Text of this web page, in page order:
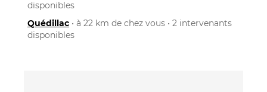
disponibles
Quédillac • à 22 km de chez vous • 2 intervenants
disponibles